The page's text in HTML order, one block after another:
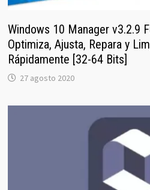
Windows 10 Manager v3.2.9
Optimiza, Ajusta, Repara y
Rápidamente [32-64 Bits]
27 agosto 2020